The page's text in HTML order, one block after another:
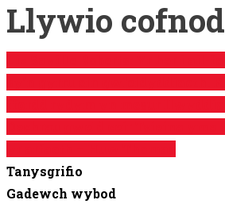
Llywio cofnod
Tanysgrifio
Gadewch wybod